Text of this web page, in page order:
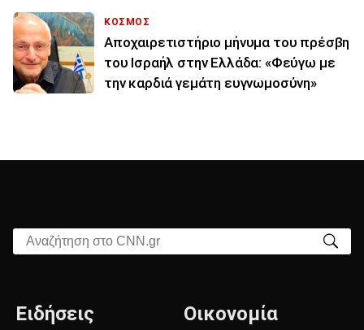
ΚΟΣΜΟΣ
Αποχαιρετιστήριο μήνυμα του πρέσβη
του Ισραήλ στην Ελλάδα: «Φεύγω με
την καρδιά γεμάτη ευγνωμοσύνη»
Αναζήτηση στο CNN.gr
Ειδήσεις Οικονομία